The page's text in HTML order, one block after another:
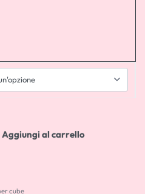
Aggiungi al carrello
cube